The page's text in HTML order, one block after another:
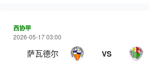
西协甲
2026-05-17 03:00
萨瓦德尔 VS